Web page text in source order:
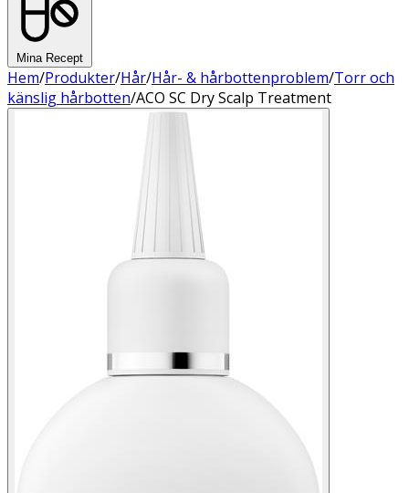
Mina Recept
Hem/Produkter/Hår/Hår- & hårbottenproblem/Torr och
känslig hårbotten/ACO SC Dry Scalp Treatment